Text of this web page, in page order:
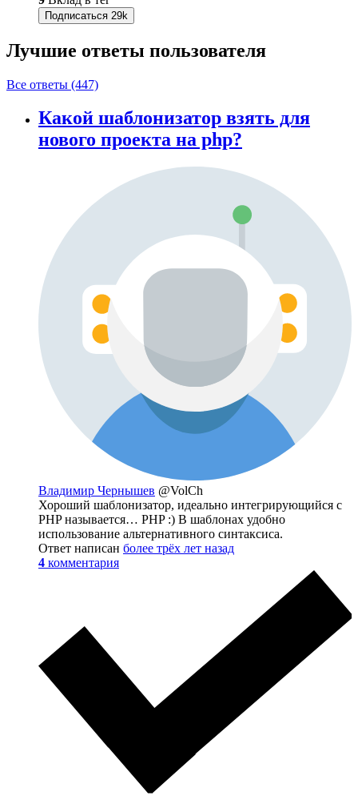
Подписаться 29k
Лучшие ответы пользователя
Все ответы (447)
Какой шаблонизатор взять для
нового проекта на php?
Владимир Чернышев @VolCh
Хороший шаблонизатор, идеально интегрирующийся с
PHP называется… PHP :) В шаблонах удобно
использование альтернативного синтаксиса.
Ответ написан более трёх лет назад
4 комментария